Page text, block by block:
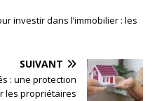
investir dans l’immobilier : les
SUIVANT
: une protection
les propriétaires